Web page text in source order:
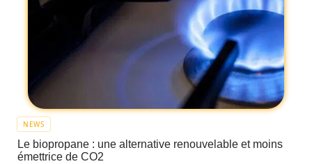
NEWS
Le biopropane : une alternative renouvelable et moins
émettrice de CO2